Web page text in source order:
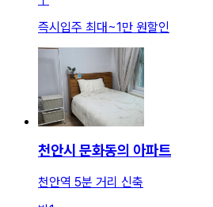
즉시입주 최대 ~1만 원할인
천안시 문화동의 아파트
천안역 5분 거리 신축